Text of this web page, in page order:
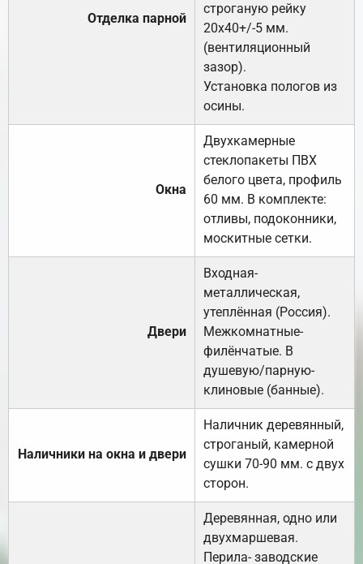
Отделка парной
строганую рейку
20х40+/-5 мм.
(вентиляционный
зазор).
Установка пологов из
осины.
Окна
Двухкамерные
стеклопакеты ПВХ
белого цвета, профиль
60 мм. В комплекте:
отливы, подоконники,
москитные сетки.
Двери
Входная-
металлическая,
утеплённая (Россия).
Межкомнатные-
филёнчатые. В
душевую/парную-
клиновые (банные).
Наличники на окна и двери
Наличник деревянный,
строганый, камерной
сушки 70-90 мм. с двух
сторон.
Деревянная, одно или
двухмаршевая.
Перила- заводские